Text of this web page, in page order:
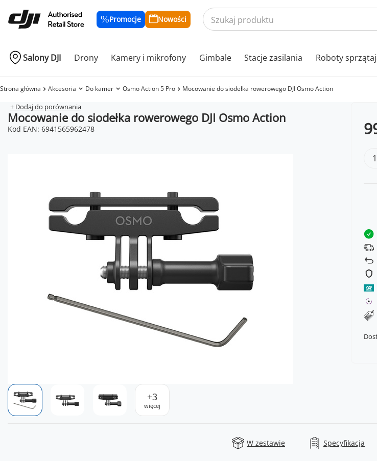
Promocje Nowości
Salony DJI Drony Kamery i mikrofony Gimbale Stacje zasilania Roboty
Strona główna Akcesoria Do kamer Osmo Action 5 Pro Mocowanie do siodełka rowerowego DJI Osmo Action
+ Dodaj do porównania
Mocowanie do siodełka rowerowego DJI Osmo Action
Kod EAN: 6941565962478
+3
więcej
W zestawie Specyfikacja